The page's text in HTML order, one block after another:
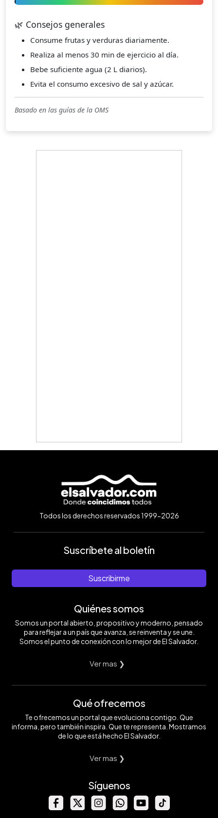
🌿 Consejos generales
Consume frutas y verduras diariamente.
Realiza al menos 30 min de ejercicio al día.
Bebe suficiente agua (2 L diarios).
Evita el consumo excesivo de sal y azúcar.
Basado en las guías de la OMS
Todos los derechos reservados 1999-2026
Suscríbete al boletín
Suscribirme
Quiénes somos
Somos un portal abierto, propositivo y moderno, pensado
para reflejar a un país que avanza, se reinventa y se une.
Somos el punto de conexión con lo mejor de El Salvador.
Ver mas ❯
Qué ofrecemos
Te ofrecemos un portal que evoluciona contigo. Que
informa, pero también inspira. Que te representa. Mostramos
de lo que está hecho El Salvador.
Ver mas ❯
Síguenos